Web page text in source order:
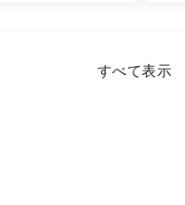
すべて表示